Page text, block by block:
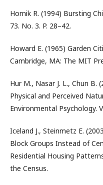
Hornik R. (1994) Bursting
73. No. 3. P. 28–42.
Howard E. (1965) Garden
Cambridge, MA: The MIT
Hur M., Nasar J. L., Chun
Physical and Perceived
Environmental Psychology.
Iceland J., Steinmetz E.
Block Groups Instead of
Residential Housing
the Census.